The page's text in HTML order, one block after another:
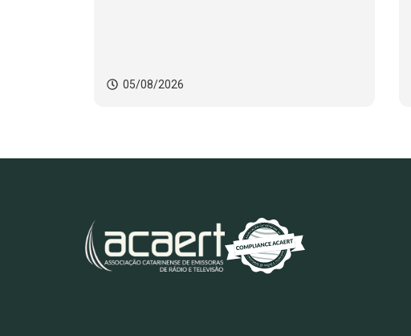
05/08/2026